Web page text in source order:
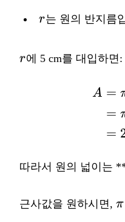
r
r는 원의 반지름
r
r에 5 cm를 대입하면:
A =
=
=
따라서 원의 넓이는
근사값을 원하시면, π